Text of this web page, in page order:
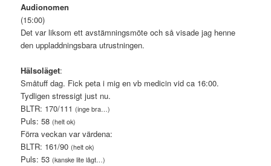
Audionomen
(15:00)
Det var liksom ett avstämningsmöte och så visade jag henne
den uppladdningsbara utrustningen.
Hälsoläget:
Småtuff dag. Fick peta i mig en vb medicin vid ca 16:00.
Tydligen stressigt just nu.
BLTR: 170/111(inge bra…)
Puls: 58(helt ok)
Förra veckan var värdena:
BLTR: 161/90(helt ok)
Puls: 53(kanske lite lågt…)